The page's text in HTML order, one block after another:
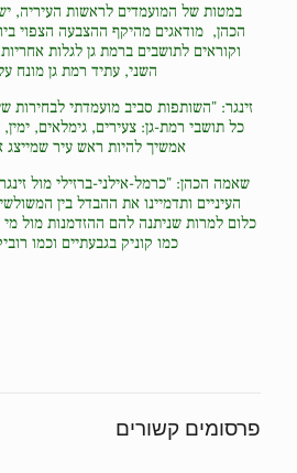
במטות של המועמדים לראשות העיריה,
הכהן, מודאגים מהיקף ההצבעה הצפוי
וקוראים לתושבים ברמת גן לגלות
השני,עתיד רמת גן מונח
כל תושבי רמת-גן: צעירים, גימלאים,
אמשיך להיות ראש עיר שמייצג
שאמה הכהן: "כרמל-אילני-ברזילי מול
העיניים ותדמיינו את ההבדל בין
כלום למרות שניתנה להם ההזדמנות מול
כמו קוניק בגבעתיים וכמו
פרסומים קשורים